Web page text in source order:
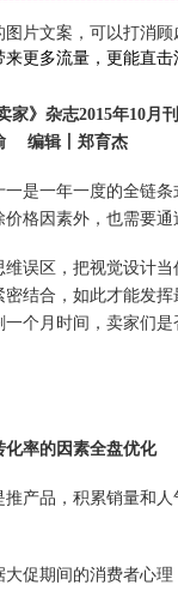
片文案，可以打消顾
更多流量，更能直
家》杂志2015年10月
编辑丨郑育杰
一年一度的全链条
格因素外，也需要
区，把视觉设计当
结合，如此才能发
一个月时间，卖家们
率的因素全盘优化
品，积累销量和人
期间的消费者心理